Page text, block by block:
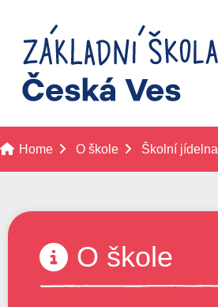
Home O škole Školní jídelna
O škole